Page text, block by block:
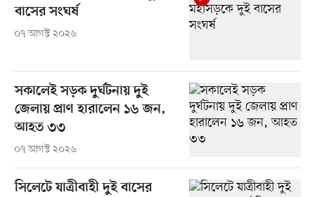
বাসের সংঘর্ষ
০৭ আগস্ট ২০২৬
সকালেই সড়ক দুর্ঘটনায় দুই
জেলায় প্রাণ হারালেন ১৬ জন,
আহত ৩৩
০৭ আগস্ট ২০২৬
সিলেটে যাত্রীবাহী দুই বাসের